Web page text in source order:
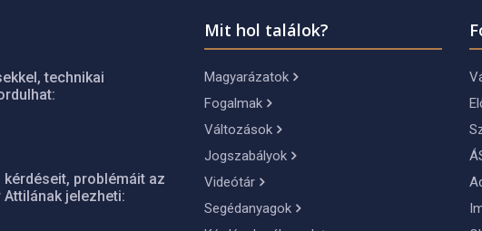
technikai
problémáit az
jelezheti:
Mit hol találok?
Magyarázatok
Fogalmak
Változások
Jogszabályok
Videótár
Segédanyagok